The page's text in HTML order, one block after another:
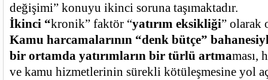
değişimi” konuyu ikinci soruna taşımaktadır.
İkinci “kronik” faktör “yatırım eksikliği” olarak
Kamu harcamalarının “denk bütçe”
bir ortamda yatırımların bir türlü artmaması,
ve kamu hizmetlerinin sürekli kötüleşmesine yol